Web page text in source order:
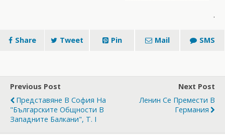
.
Share Tweet Pin Mail SMS
Previous Post
Представяне В София На
"Българските Общности В
Западните Балкани", Т. I
Next Post
Ленин Се Премести В
Германия